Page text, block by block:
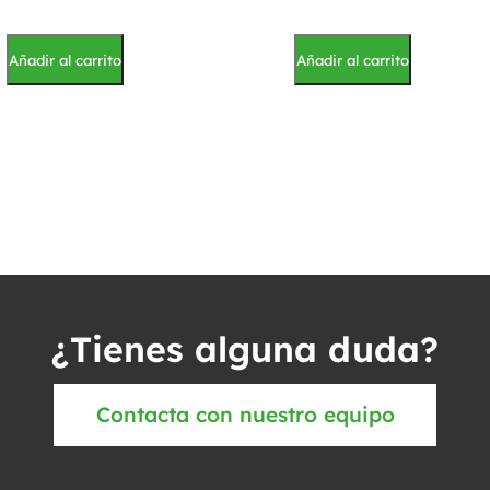
Añadir al carrito Añadir al carrito
¿Tienes alguna duda?
Contacta con nuestro equipo